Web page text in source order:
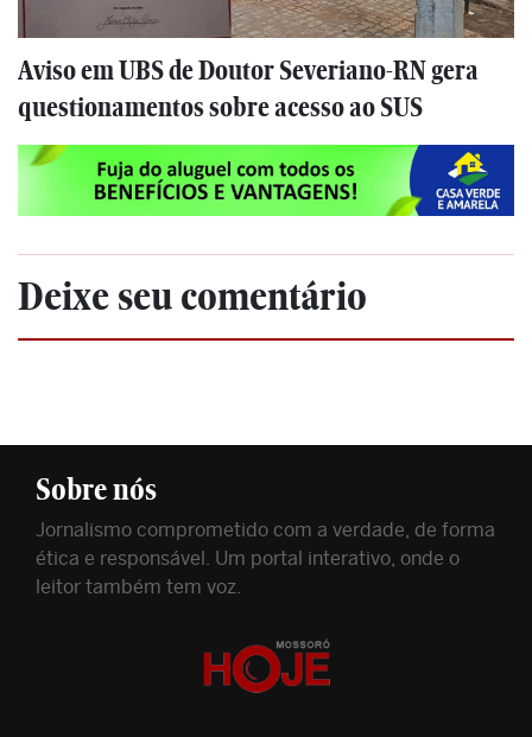
Aviso em UBS de Doutor Severiano-RN gera
questionamentos sobre acesso ao SUS
Deixe seu comentário
Sobre nós
Jornalismo comprometido com a verdade, de forma
ética e responsável. Um portal interativo, onde o
leitor também tem voz.